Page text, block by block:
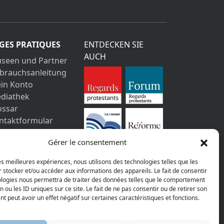
Gérer le consentement
meilleures expériences, nous utilisons des technologies telles que les
stocker et/ou accéder aux informations des appareils. Le fait de consentir
nous permettra de traiter des données telles que le comportement
ou les ID uniques sur ce site. Le fait de ne pas consentir ou de retirer son
peut avoir un effet négatif sur certaines caractéristiques et fonctions.
PRATIQUES
und Partner
Konto
ENTDECKEN SIE
AUCH